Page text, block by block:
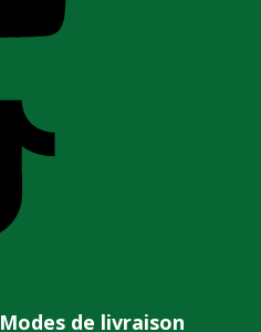
Modes de livraison